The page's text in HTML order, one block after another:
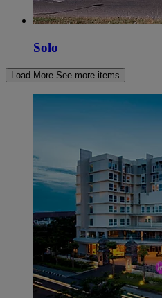
Solo
Load More See more items